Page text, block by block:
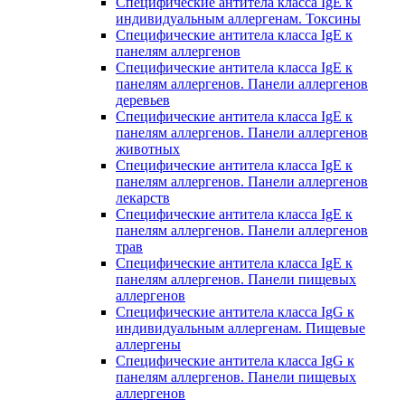
индивидуальным аллергенам. Токсины
Специфические антитела класса IgE к
панелям аллергенов
Специфические антитела класса IgE к
панелям аллергенов. Панели аллергенов
деревьев
Специфические антитела класса IgE к
панелям аллергенов. Панели аллергенов
животных
Специфические антитела класса IgE к
панелям аллергенов. Панели аллергенов
лекарств
Специфические антитела класса IgE к
панелям аллергенов. Панели аллергенов
трав
Специфические антитела класса IgE к
панелям аллергенов. Панели пищевых
аллергенов
Специфические антитела класса IgG к
индивидуальным аллергенам. Пищевые
аллергены
Специфические антитела класса IgG к
панелям аллергенов. Панели пищевых
аллергенов